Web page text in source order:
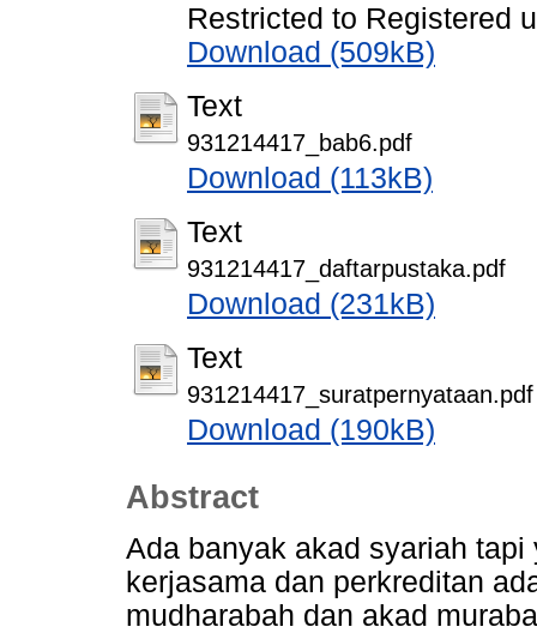
Restricted to Registered
Download (509kB)
Text
931214417_bab6.pdf
Download (113kB)
Text
931214417_daftarpustaka.pdf
Download (231kB)
Text
931214417_suratpernyataan.pdf
Download (190kB)
Abstract
Ada banyak akad syariah
kerjasama dan perkreditan
mudharabah dan akad